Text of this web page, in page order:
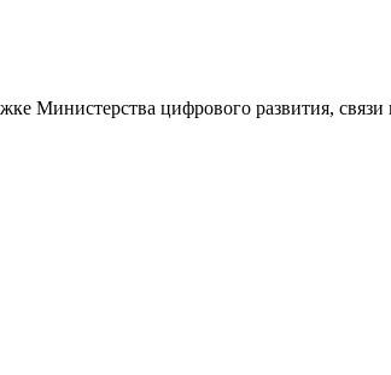
Министерства цифрового развития,